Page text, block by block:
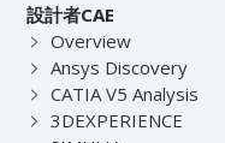
設計者CAE
Overview
Ansys Discovery
CATIA V5 Analysis
3DEXPERIENCE